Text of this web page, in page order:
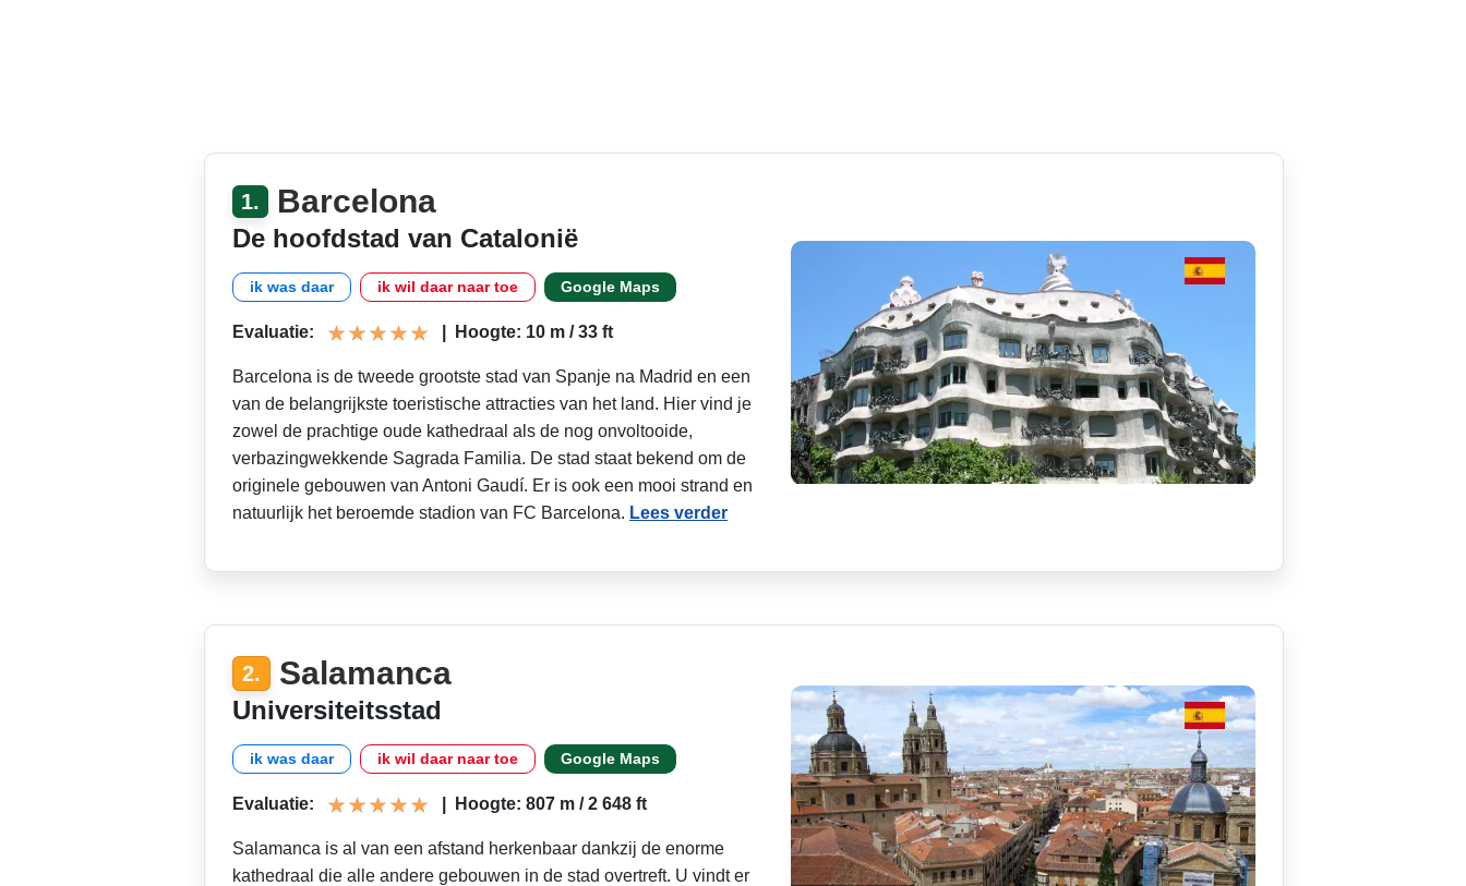
1. Barcelona
De hoofdstad van Catalonië
ik was daar ik wil daar naar toe Google Maps
Evaluatie: Hoogte: 10 m / 33 ft
Barcelona is de tweede grootste stad van Spanje na Madrid en een
van de belangrijkste toeristische attracties van het land. Hier vind je
zowel de prachtige oude kathedraal als de nog onvoltooide,
verbazingwekkende Sagrada Familia. De stad staat bekend om de
originele gebouwen van Antoni Gaudí. Er is ook een mooi strand en
natuurlijk het beroemde stadion van FC Barcelona. Lees verder
2. Salamanca
Universiteitsstad
ik was daar ik wil daar naar toe Google Maps
Evaluatie: Hoogte: 807 m / 2 648 ft
Salamanca is al van een afstand herkenbaar dankzij de enorme
kathedraal die alle andere gebouwen in de stad overtreft. U vindt er